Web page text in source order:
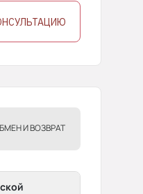
И ВОЗВРАТ